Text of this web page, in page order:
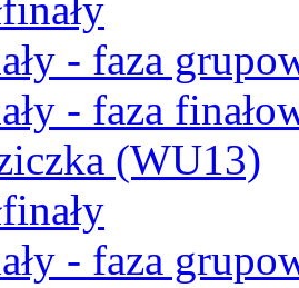
- faza
- faza
(WU13)
- faza